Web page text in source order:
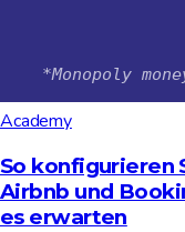
Academy
So konfigurieren
Airbnb und
es erwarten